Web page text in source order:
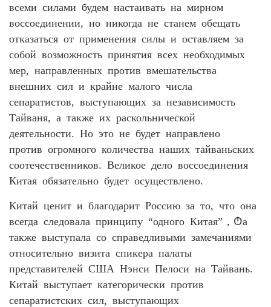
всеми силами будем настаивать на мирном
воссоединении, но никогда не станем обещать
отказаться от применения силы и оставляем за
собой возможность принятия всех необходимых
мер, направленных против вмешательства
внешних сил и крайне малого числа
сепаратистов, выступающих за независимость
Тайваня, а также их раскольнической
деятельности. Но это не будет направлено
против огромного количества наших тайваньских
соотечественников. Великое дело воссоединения
Китая обязательно будет осуществлено.
Китай ценит и благодарит Россию за то, что она
всегда следовала принципу “одного Китая”，Ტа
также выступала со справедливыми замечаниями
относительно визита спикера палаты
представителей США Нэнси Пелоси на Тайвань.
Китай выступает категорически против
сепаратистских сил, выступающих